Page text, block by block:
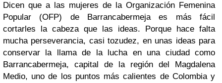
Dicen que a las mujeres de la Organización Femenina
Popular (OFP) de Barrancabermeja es más fácil
cortarles la cabeza que las ideas. Porque hace falta
mucha perseverancia, casi tozudez, en unas ideas para
conservar la llama de la lucha en una ciudad como
Barrancabermeja, capital de la región del Magdalena
Medio, uno de los puntos más calientes de Colombia y